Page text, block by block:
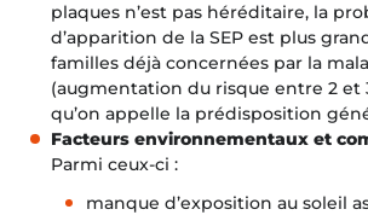
plaques n’est pas héréditaire, la
d’apparition de la SEP est plus
familles déjà concernées par la
(augmentation du risque entre 2 et 3
qu’on appelle la prédisposition
Facteurs environnementaux et
Parmi ceux-ci :
manque d’exposition au soleil